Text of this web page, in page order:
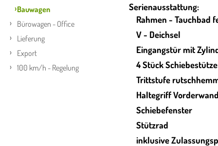
Bauwagen
Bürowagen - Office
Lieferung
Export
100 km/h - Regelung
Serienausstattung:
Rahmen - Tauchbad
V - Deichsel
Eingangstür mit
4 Stück
Trittstufe
Haltegriff
Schiebefenster
Stützrad
inklusive